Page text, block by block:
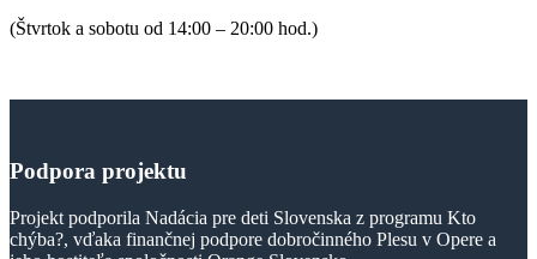
(Štvrtok a sobotu od 14:00 – 20:00 hod.)
Podpora projektu
Projekt podporila Nadácia pre deti Slovenska z programu Kto
chýba?, vďaka finančnej podpore dobročinného Plesu v Opere a